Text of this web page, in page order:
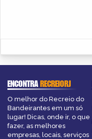
ENCONTRARECREIORJ
O melhor do Recreio do
Bandeirantes em um só
lugar! Dicas, onde ir, o que
fazer, as melhores
empresas, locais, serviços